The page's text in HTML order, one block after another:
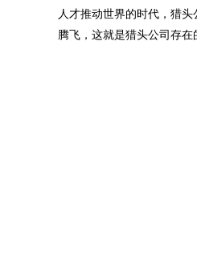
人才推动世界的时代，猎
腾飞，这就是猎头公司存在